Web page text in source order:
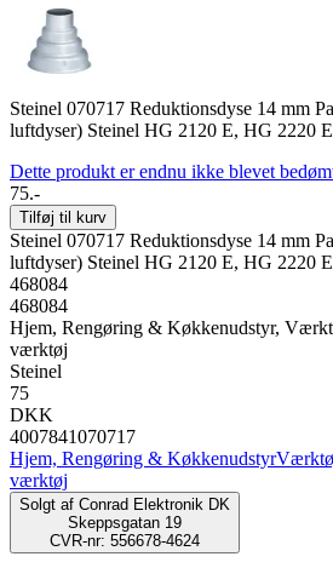
Steinel 070717 Reduktionsdyse 14 mm
luftdyser) Steinel HG 2120 E, HG 2220
Dette produkt er endnu ikke blevet
75.-
Tilføj til kurv
Steinel 070717 Reduktionsdyse 14 mm
luftdyser) Steinel HG 2120 E, HG 2220
468084
468084
Hjem, Rengøring & Køkkenudstyr,
værktøj
Steinel
75
DKK
4007841070717
Hjem, Rengøring & Køkkenudstyr
værktøj
Solgt af Conrad Elektronik DK
Skeppsgatan 19
CVR-nr: 556678-4624